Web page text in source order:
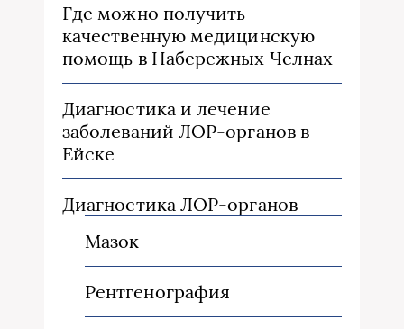
Где можно получить
качественную медицинскую
помощь в Набережных Челнах
Диагностика и лечение
заболеваний ЛОР-органов в
Ейске
Диагностика ЛОР-органов
Мазок
Рентгенография